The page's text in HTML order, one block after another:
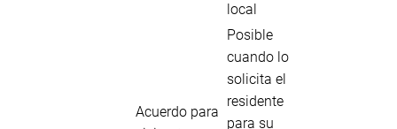
local
Acuerdo para
Posible
cuando lo
solicita el
residente
para su